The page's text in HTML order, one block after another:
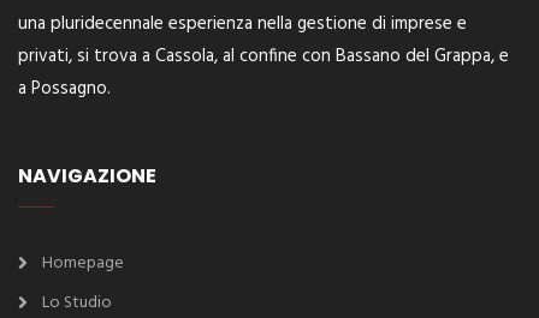
una pluridecennale esperienza nella gestione di imprese e
privati, si trova a Cassola, al confine con Bassano del Grappa, e
a Possagno.
NAVIGAZIONE
Homepage
Lo Studio